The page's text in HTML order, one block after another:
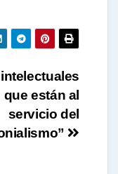
que están al
servicio del